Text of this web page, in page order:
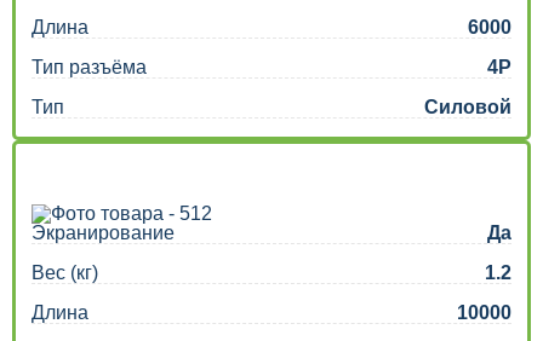
Длина
6000
Тип разъёма
4P
Тип
Силовой
Экранирование
Да
Вес (кг)
1.2
Длина
10000